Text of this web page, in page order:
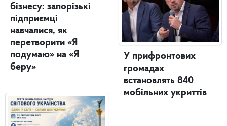
бізнесу: запорізькі
підприємці
навчалися, як
перетворити «Я
подумаю» на «Я
беру»
У прифронтових
громадах
встановлять 840
мобільних укриттів